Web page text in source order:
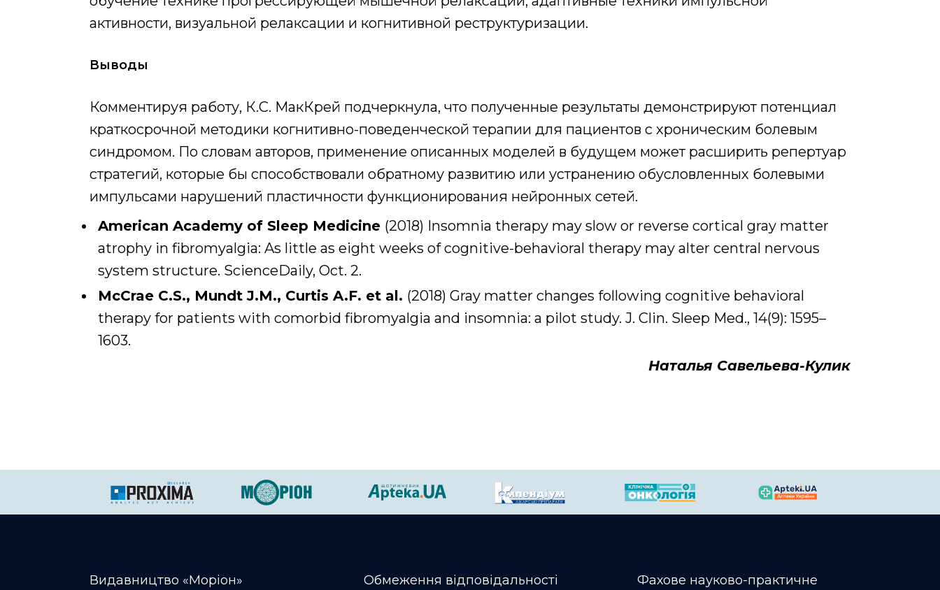
активности, визуальной релаксации и когнитивной реструктуризации.
Выводы
Комментируя работу, К.С. МакКрей подчеркнула, что полученные результаты демонстрируют потенциал
краткосрочной методики когнитивно-поведенческой терапии для пациентов с хроническим болевым
синдромом. По словам авторов, применение описанных моделей в будущем может расширить репертуар
стратегий, которые бы способствовали обратному развитию или устранению обусловленных болевыми
импульсами нарушений пластичности функционирования нейронных сетей.
American Academy of Sleep Medicine (2018) Insomnia therapy may slow or reverse cortical gray matter
atrophy in fibromyalgia: As little as eight weeks of cognitive-behavioral therapy may alter central nervous
system structure. ScienceDaily, Oct. 2.
McCrae C.S., Mundt J.M., Curtis A.F. et al. (2018) Gray matter changes following cognitive behavioral
therapy for patients with comorbid fibromyalgia and insomnia: a pilot study. J. Clin. Sleep Med., 14(9): 1595–
1603.
Наталья Савельева-Кулик
Видавництво «Моріон» Обмеження відповідальності Фахове науково-практичне